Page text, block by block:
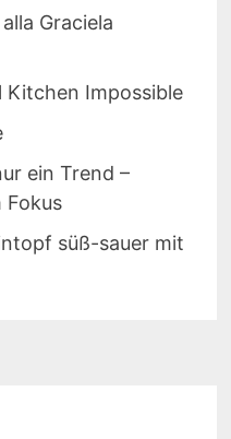
Graciela
Kitchen Impossible
ein Trend –
Fokus
süß-sauer mit